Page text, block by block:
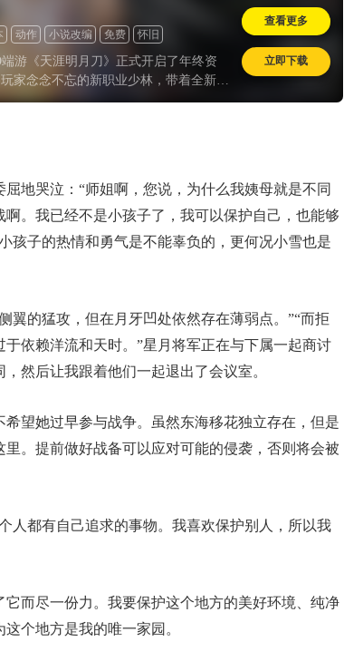
动作 小说改编 免费 怀旧
游《天涯明月刀》正式开启了年终资
家念念不忘的新职业少林，带着全新的
一次资料片的开放，大量天刀的老玩
查看更多
立即下载
地哭泣：“师姐啊，您说，为什么我姨母就是不同
。我已经不是小孩子了，我可以保护自己，也能够
孩子的热情和勇气是不能辜负的，更何况小雪也是
翼的猛攻，但在月牙凹处依然存在薄弱点。”“而拒
依赖洋流和天时。”星月将军正在与下属一起商讨
然后让我跟着他们一起退出了会议室。
望她过早参与战争。虽然东海移花独立存在，但是
。提前做好战备可以应对可能的侵袭，否则将会被
人都有自己追求的事物。我喜欢保护别人，所以我
而尽一份力。我要保护这个地方的美好环境、纯净
个地方是我的唯一家园。